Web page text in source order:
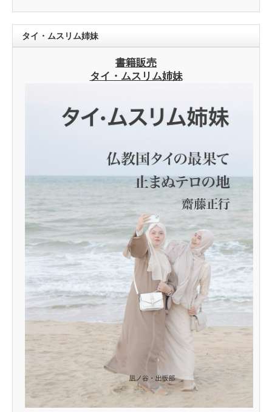
タイ・ムスリム姉妹
書籍販売
タイ・ムスリム姉妹